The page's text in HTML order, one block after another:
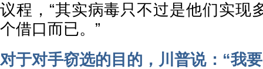
议程，“其实病毒只不过是他们实现
个借口而已。”
对于对手窃选的目的，川普说：“我